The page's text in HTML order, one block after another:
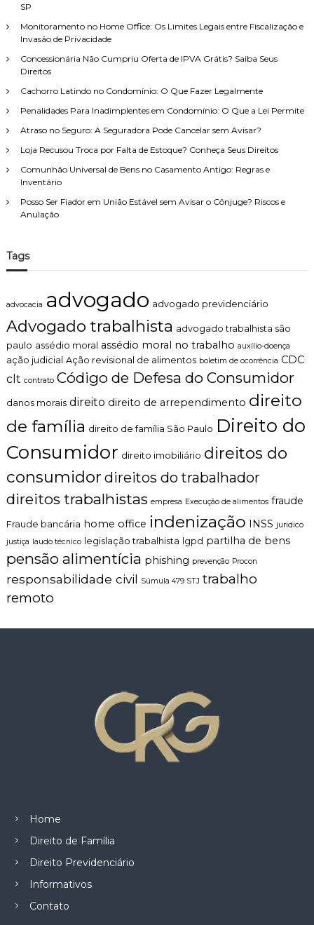
r
SP
Monitoramento no Home Office: Os Limites Legais entre Fiscalização e
Invasão de Privacidade
Concessionária Não Cumpriu Oferta de IPVA Grátis? Saiba Seus
Direitos
Cachorro Latindo no Condomínio: O Que Fazer Legalmente
Penalidades Para Inadimplentes em Condomínio: O Que a Lei Permite
Atraso no Seguro: A Seguradora Pode Cancelar sem Avisar?
Loja Recusou Troca por Falta de Estoque? Conheça Seus Direitos
Comunhão Universal de Bens no Casamento Antigo: Regras e
Inventário
Posso Ser Fiador em União Estável sem Avisar o Cônjuge? Riscos e
Anulação
Tags
advocacia advogado advogado previdenciário
Advogado trabalhista advogado trabalhista são
paulo assédio moral assédio moral no trabalho auxílio-doença
ação judicial Ação revisional de alimentos boletim de ocorrência CDC
clt contrato Código de Defesa do Consumidor
danos morais direito direito de arrependimento direito
de família direito de família São Paulo Direito do
Consumidor direito imobiliário direitos do
consumidor direitos do trabalhador
direitos trabalhistas empresa Execução de alimentos fraude
Fraude bancária home office indenização INSS juridico
justiça laudo técnico legislação trabalhista lgpd partilha de bens
pensão alimentícia phishing prevenção Procon
responsabilidade civil Súmula 479 STJ trabalho
remoto
Home
Direito de Família
Direito Previdenciário
Informativos
Contato